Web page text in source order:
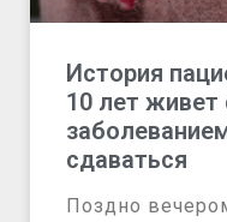
История
10 лет живет
сдаваться
Поздно